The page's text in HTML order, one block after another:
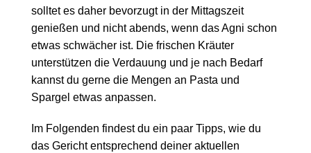
solltet es daher bevorzugt in der Mittagszeit
genießen und nicht abends, wenn das Agni schon
etwas schwächer ist. Die frischen Kräuter
unterstützen die Verdauung und je nach Bedarf
kannst du gerne die Mengen an Pasta und
Spargel etwas anpassen.
Im Folgenden findest du ein paar Tipps, wie du
das Gericht entsprechend deiner aktuellen